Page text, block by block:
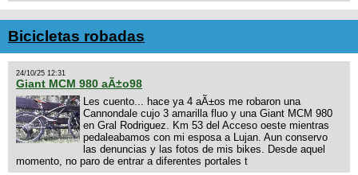
Bicicletas robadas
24/10/25 12:31
Giant MCM 980 aÃ±o98
Les cuento... hace ya 4 aÃ±os me robaron una
Cannondale cujo 3 amarilla fluo y una Giant MCM 980
en Gral Rodriguez. Km 53 del Acceso oeste mientras
pedaleabamos con mi esposa a Lujan. Aun conservo
las denuncias y las fotos de mis bikes. Desde aquel
momento, no paro de entrar a diferentes portales t